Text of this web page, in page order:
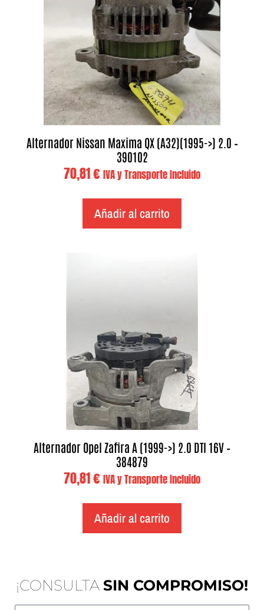
Alternador Nissan Maxima QX (A32)(1995->) 2.0 –
390102
70,81€ IVA y Transporte Incluido
Añadir al carrito
Alternador Opel Zafira A (1999->) 2.0 DTI 16V –
384879
70,81€ IVA y Transporte Incluido
Añadir al carrito
¡CONSULTA SIN COMPROMISO!